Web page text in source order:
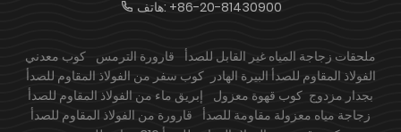
هاتف: +86-20-81430900
ملحقات زجاجة المياه غير القابل للصدأ قارورة الترمس كوب معدني
الفولاذ المقاوم للصدأ البيرة الهادر كوب سفر من الفولاذ المقاوم للصدأ
بجدار مزدوج كوب قهوة معزول
إبريق ماء من الفولاذ المقاوم للصدأ
زجاجة مياه معزولة مقاومة للصدأ
قارورة من الفولاذ المقاوم للصدأ